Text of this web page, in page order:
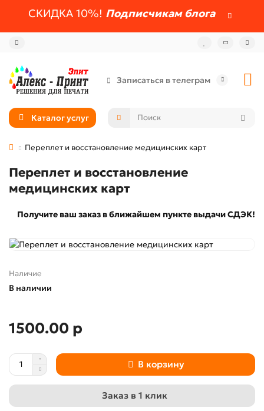
СКИДКА 10%! Подписчикам блога
Записаться в телеграм
Каталог услуг
Переплет и восстановление медицинских карт
Переплет и восстановление
медицинских карт
Получите ваш заказ в ближайшем пункте выдачи СДЭК!
Наличие
В наличии
1500.00 р
В корзину
Заказ в 1 клик